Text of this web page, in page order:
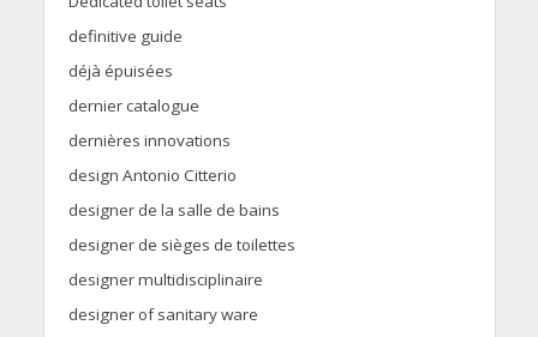
definitive guide
déjà épuisées
dernier catalogue
dernières innovations
design Antonio Citterio
designer de la salle de bains
designer de sièges de toilettes
designer multidisciplinaire
designer of sanitary ware